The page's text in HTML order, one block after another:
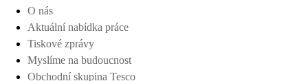
O nás
Aktuální nabídka práce
Tiskové zprávy
Myslíme na budoucnost
Obchodní skupina Tesco